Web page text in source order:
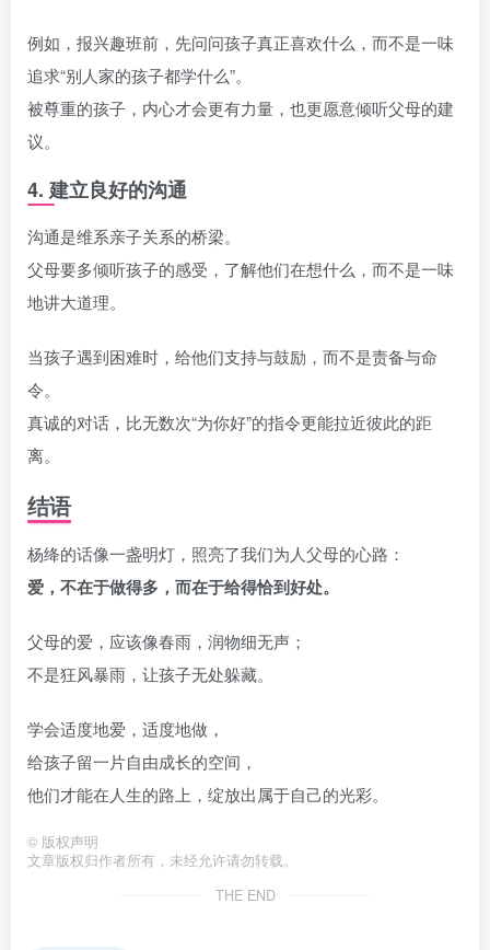
例如，报兴趣班前，先问问孩子真正喜欢什么，而不是一味
追求“别人家的孩子都学什么”。
被尊重的孩子，内心才会更有力量，也更愿意倾听父母的建
议。
4. 建立良好的沟通
沟通是维系亲子关系的桥梁。
父母要多倾听孩子的感受，了解他们在想什么，而不是一味
地讲大道理。
当孩子遇到困难时，给他们支持与鼓励，而不是责备与命
令。
真诚的对话，比无数次“为你好”的指令更能拉近彼此的距
离。
结语
杨绛的话像一盏明灯，照亮了我们为人父母的心路：
爱，不在于做得多，而在于给得恰到好处。
父母的爱，应该像春雨，润物细无声；
不是狂风暴雨，让孩子无处躲藏。
学会适度地爱，适度地做，
给孩子留一片自由成长的空间，
他们才能在人生的路上，绽放出属于自己的光彩。
© 版权声明
文章版权归作者所有，未经允许请勿转载。
THE END